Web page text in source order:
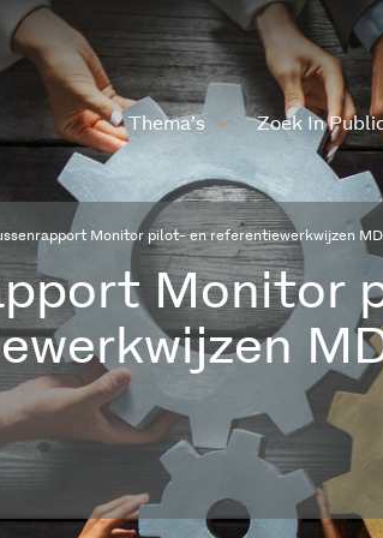
Thema’s Zoek In
Monitor pilot- en referentiewerkwijzen
Monitor